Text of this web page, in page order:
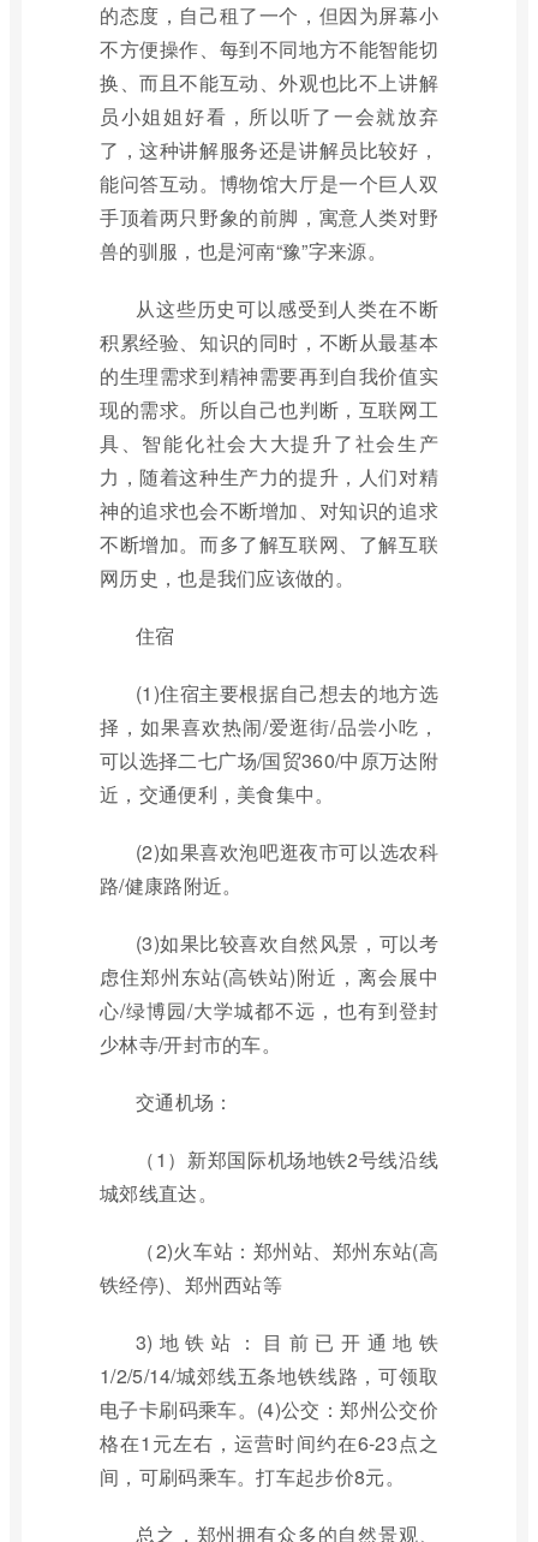
的态度，自己租了一个，但因为屏幕小
不方便操作、每到不同地方不能智能切
换、而且不能互动、外观也比不上讲解
员小姐姐好看，所以听了一会就放弃
了，这种讲解服务还是讲解员比较好，
能问答互动。博物馆大厅是一个巨人双
手顶着两只野象的前脚，寓意人类对野
兽的驯服，也是河南“豫”字来源。
从这些历史可以感受到人类在不断
积累经验、知识的同时，不断从最基本
的生理需求到精神需要再到自我价值实
现的需求。所以自己也判断，互联网工
具、智能化社会大大提升了社会生产
力，随着这种生产力的提升，人们对精
神的追求也会不断增加、对知识的追求
不断增加。而多了解互联网、了解互联
网历史，也是我们应该做的。
住宿
(1)住宿主要根据自己想去的地方选
择，如果喜欢热闹/爱逛街/品尝小吃，
可以选择二七广场/国贸360/中原万达附
近，交通便利，美食集中。
(2)如果喜欢泡吧逛夜市可以选农科
路/健康路附近。
(3)如果比较喜欢自然风景，可以考
虑住郑州东站(高铁站)附近，离会展中
心/绿博园/大学城都不远，也有到登封
少林寺/开封市的车。
交通机场：
（1）新郑国际机场地铁2号线沿线
城郊线直达。
（2)火车站：郑州站、郑州东站(高
铁经停)、郑州西站等
3)地铁站：目前已开通地铁
1/2/5/14/城郊线五条地铁线路，可领取
电子卡刷码乘车。(4)公交：郑州公交价
格在1元左右，运营时间约在6-23点之
间，可刷码乘车。打车起步价8元。
总之，郑州拥有众多的自然景观、